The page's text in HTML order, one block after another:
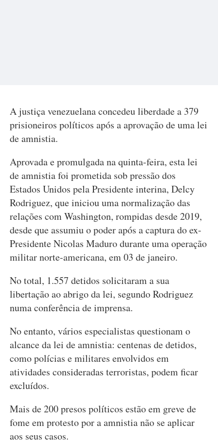
A justiça venezuelana concedeu liberdade a 379
prisioneiros políticos após a aprovação de uma lei
de amnistia.
Aprovada e promulgada na quinta-feira, esta lei
de amnistia foi prometida sob pressão dos
Estados Unidos pela Presidente interina, Delcy
Rodriguez, que iniciou uma normalização das
relações com Washington, rompidas desde 2019,
desde que assumiu o poder após a captura do ex-
Presidente Nicolas Maduro durante uma operação
militar norte-americana, em 03 de janeiro.
No total, 1.557 detidos solicitaram a sua
libertação ao abrigo da lei, segundo Rodriguez
numa conferência de imprensa.
No entanto, vários especialistas questionam o
alcance da lei de amnistia: centenas de detidos,
como polícias e militares envolvidos em
atividades consideradas terroristas, podem ficar
excluídos.
Mais de 200 presos políticos estão em greve de
fome em protesto por a amnistia não se aplicar
aos seus casos.